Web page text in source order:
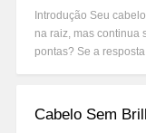
Introdução Seu
na raiz, mas continua
pontas? Se a
Cabelo Sem